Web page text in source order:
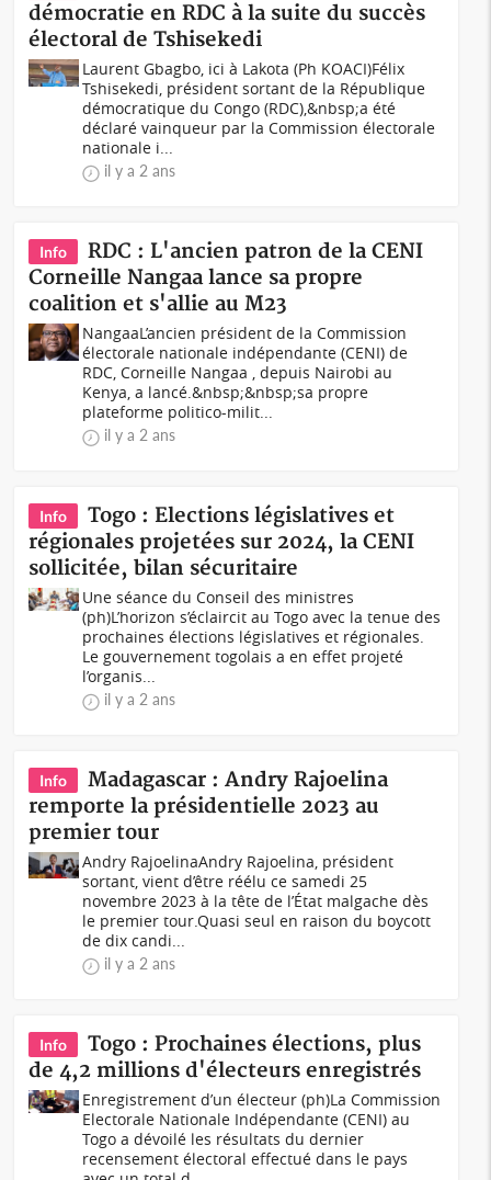
démocratie en RDC à la suite du succès
électoral de Tshisekedi
Laurent Gbagbo, ici à Lakota (Ph KOACI)Félix
Tshisekedi, président sortant de la République
démocratique du Congo (RDC),&nbsp;a été
déclaré vainqueur par la Commission électorale
nationale i...
il y a 2 ans
Info
RDC : L'ancien patron de la CENI
Corneille Nangaa lance sa propre
coalition et s'allie au M23
NangaaL’ancien président de la Commission
électorale nationale indépendante (CENI) de
RDC, Corneille Nangaa , depuis Nairobi au
Kenya, a lancé.&nbsp;&nbsp;sa propre
plateforme politico-milit...
il y a 2 ans
Info
Togo : Elections législatives et
régionales projetées sur 2024, la CENI
sollicitée, bilan sécuritaire
Une séance du Conseil des ministres
(ph)L’horizon s’éclaircit au Togo avec la tenue des
prochaines élections législatives et régionales.
Le gouvernement togolais a en effet projeté
l’organis...
il y a 2 ans
Info
Madagascar : Andry Rajoelina
remporte la présidentielle 2023 au
premier tour
Andry RajoelinaAndry Rajoelina, président
sortant, vient d’être réélu ce samedi 25
novembre 2023 à la tête de l’État malgache dès
le premier tour.Quasi seul en raison du boycott
de dix candi...
il y a 2 ans
Info
Togo : Prochaines élections, plus
de 4,2 millions d'électeurs enregistrés
Enregistrement d’un électeur (ph)La Commission
Electorale Nationale Indépendante (CENI) au
Togo a dévoilé les résultats du dernier
recensement électoral effectué dans le pays